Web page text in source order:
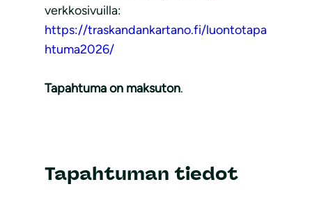
verkkosivuilla:
https://traskandankartano.fi/luontotapa
htuma2026/
Tapahtuma on maksuton.
Tapahtuman tiedot